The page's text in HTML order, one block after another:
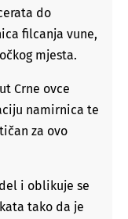
do
filcanja vune,
mjesta.
Crne ovce
namirnica te
za ovo
i oblikuje se
tako da je